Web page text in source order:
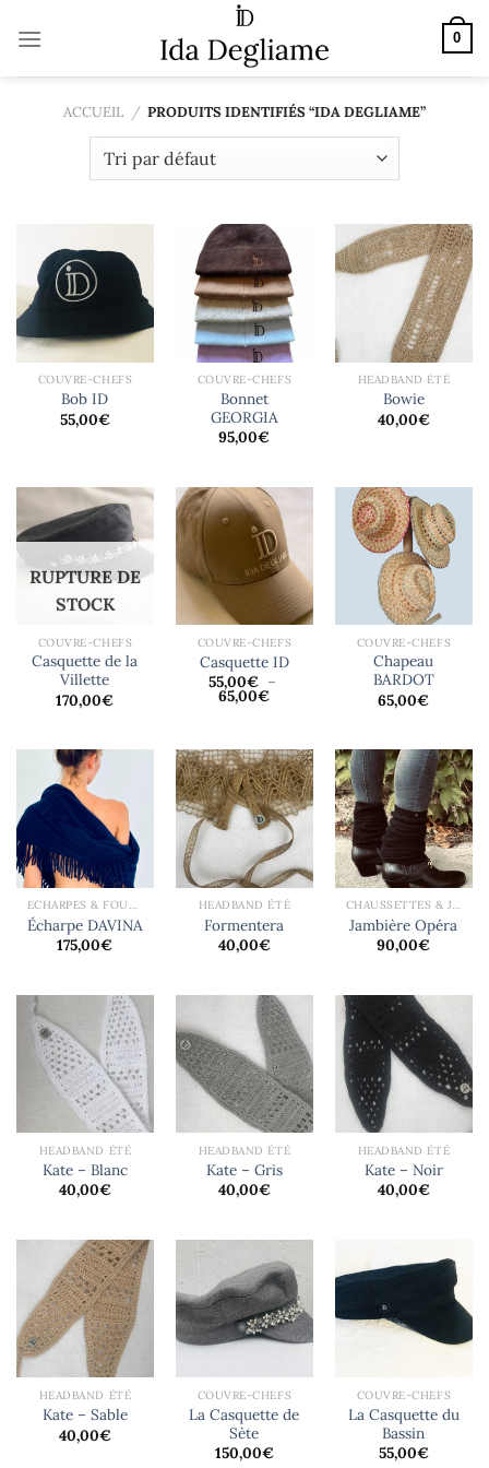
0
ACCUEIL / PRODUITS IDENTIFIÉS “IDA DEGLIAME”
COUVRE-CHEFS
Bob ID
55,00€
COUVRE-CHEFS
Bonnet
GEORGIA
95,00€
HEADBAND ÉTÉ
Bowie
40,00€
RUPTURE DE
STOCK
COUVRE-CHEFS
Casquette de la
Villette
170,00€
COUVRE-CHEFS
Casquette ID
55,00€ –
65,00€Plage
à
65,00€
COUVRE-CHEFS
Chapeau
BARDOT
65,00€
ECHARPES & FOULARDS
Écharpe DAVINA
175,00€
HEADBAND ÉTÉ
Formentera
40,00€
CHAUSSETTES & JAMBIÈRES
Jambière Opéra
90,00€
HEADBAND ÉTÉ
Kate – Blanc
40,00€
HEADBAND ÉTÉ
Kate – Gris
40,00€
HEADBAND ÉTÉ
Kate – Noir
40,00€
HEADBAND ÉTÉ
Kate – Sable
40,00€
COUVRE-CHEFS
La Casquette de
Sète
150,00€
COUVRE-CHEFS
La Casquette du
Bassin
55,00€